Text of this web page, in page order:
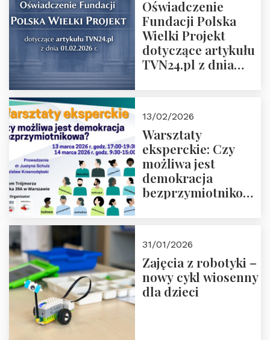
Oświadczenie
Fundacji Polska
Wielki Projekt
dotyczące artykułu
TVN24.pl z dnia
13/02/2026
Warsztaty
eksperckie: Czy
możliwa jest
demokracja
bezprzymiotnikowa?
31/01/2026
Zajęcia z robotyki –
nowy cykl wiosenny
dla dzieci